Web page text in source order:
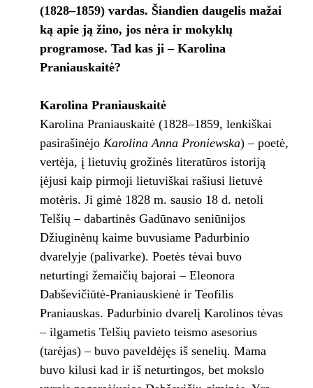
(1828–1859) vardas. Šiandien daugelis mažai
ką apie ją žino, jos nėra ir mokyklų
programose. Tad kas ji – Karolina
Praniauskaitė?
Karolina Praniauskaitė
Karolina Praniauskaitė (1828–1859, lenkiškai
pasirašinėjo Karolina Anna Proniewska) – poetė,
vertėja, į lietuvių grožinės literatūros istoriją
įėjusi kaip pirmoji lietuviškai rašiusi lietuvė
motėris. Ji gimė 1828 m. sausio 18 d. netoli
Telšių – dabartinės Gadūnavo seniūnijos
Džiuginėnų kaime buvusiame Padurbinio
dvarelyje (palivarke). Poetės tėvai buvo
neturtingi žemaičių bajorai – Eleonora
Dabševičiūtė-Praniauskienė ir Teofilis
Praniauskas. Padurbinio dvarelį Karolinos tėvas
– ilgametis Telšių pavieto teismo asesorius
(tarėjas) – buvo paveldėjęs iš senelių. Mama
buvo kilusi kad ir iš neturtingos, bet mokslo